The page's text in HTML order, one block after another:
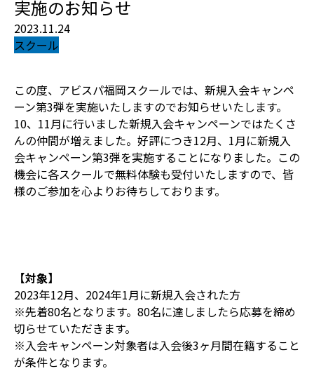
実施のお知らせ
2023.11.24
スクール
この度、アビスパ福岡スクールでは、新規入会キャンペ
ーン第3弾を実施いたしますのでお知らせいたします。
10、11月に行いました新規入会キャンペーンではたくさ
んの仲間が増えました。好評につき12月、1月に新規入
会キャンペーン第3弾を実施することになりました。この
機会に各スクールで無料体験も受付いたしますので、皆
様のご参加を心よりお待ちしております。
【対象】
2023年12月、2024年1月に新規入会された方
※先着80名となります。80名に達しましたら応募を締め
切らせていただきます。
※入会キャンペーン対象者は入会後3ヶ月間在籍すること
が条件となります。